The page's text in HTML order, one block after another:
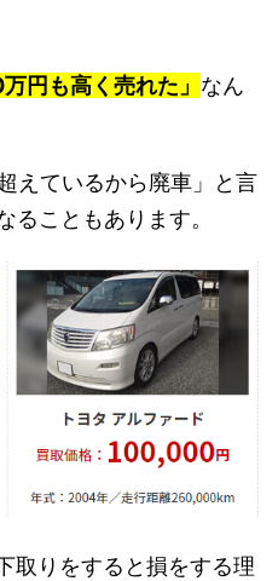
円も高く売れた」 なん
えているから廃車」と言
ることもあります。
取りをすると損をする理